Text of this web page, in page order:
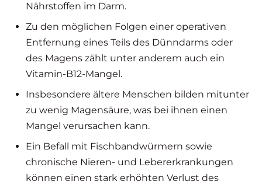
Nährstoffen im Darm.
Zu den möglichen Folgen einer operativen
Entfernung eines Teils des Dünndarms oder
des Magens zählt unter anderem auch ein
Vitamin-B12-Mangel.
Insbesondere ältere Menschen bilden mitunter
zu wenig Magensäure, was bei ihnen einen
Mangel verursachen kann.
Ein Befall mit Fischbandwürmern sowie
chronische Nieren- und Lebererkrankungen
können einen stark erhöhten Verlust des